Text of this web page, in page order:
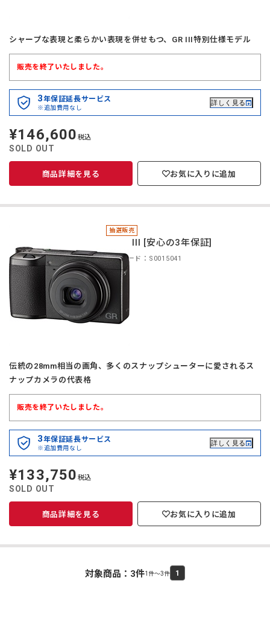
シャープな表現と柔らかい表現を併せもつ、GR III特別仕様モデル
販売を終了いたしました。
3年保証延長サービス
※追加費用なし
詳しく見る
定
価
¥146,600 税込
SOLD OUT
商品詳細を見る お気に入りに追加
抽選販売
＊GR III [安心の3年保証]
商品コード：S0015041
伝統の28mm相当の画角、多くのスナップシューターに愛されるス
ナップカメラの代表格
販売を終了いたしました。
3年保証延長サービス
※追加費用なし
詳しく見る
定
価
¥133,750 税込
SOLD OUT
商品詳細を見る お気に入りに追加
対象商品： 3件1件～3件 1